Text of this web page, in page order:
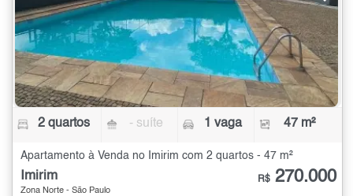
2 quartos - suíte 1 vaga 47 m²
Apartamento à Venda no Imirim com 2 quartos - 47 m²
Imirim
Zona Norte - São Paulo
R$ 270.000